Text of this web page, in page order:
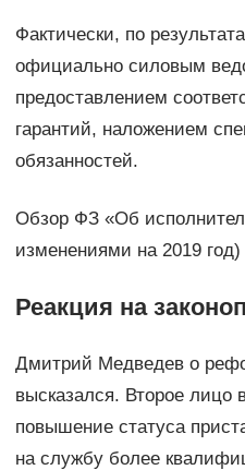
Фактически, по
официально силовым
предоставлением
гарантий, наложением
обязанностей.
Обзор ФЗ «Об
изменениями на 2019 год)
Реакция на
Дмитрий Медведев о
высказался. Второе лицо
повышение статуса
на службу более